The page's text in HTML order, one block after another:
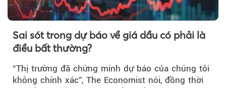
Sai sót trong dự báo về giá dầu có phải là
điều bất thường?
“Thị trường đã chứng minh dự báo của chúng tôi
không chính xác”, The Economist nói, đồng thời